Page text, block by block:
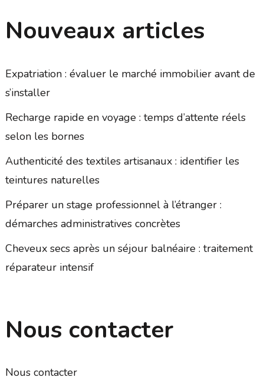
Nouveaux articles
Expatriation : évaluer le marché immobilier avant de
s’installer
Recharge rapide en voyage : temps d’attente réels
selon les bornes
Authenticité des textiles artisanaux : identifier les
teintures naturelles
Préparer un stage professionnel à l’étranger :
démarches administratives concrètes
Cheveux secs après un séjour balnéaire : traitement
réparateur intensif
Nous contacter
Nous contacter